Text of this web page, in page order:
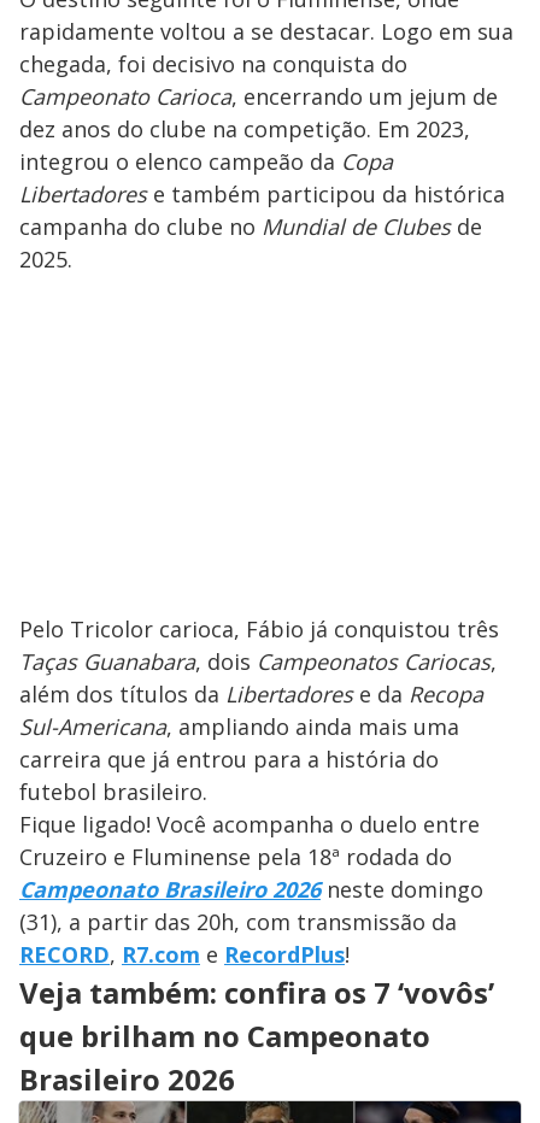
rapidamente voltou a se destacar. Logo em sua
chegada, foi decisivo na conquista do
Campeonato Carioca, encerrando um jejum de
dez anos do clube na competição. Em 2023,
integrou o elenco campeão da Copa
Libertadorese também participou da histórica
campanha do clube no Mundial de Clubesde
2025.
Pelo Tricolor carioca, Fábio já conquistou três
Taças Guanabara, dois Campeonatos Cariocas,
além dos títulos da Libertadores e da Recopa
Sul-Americana, ampliando ainda mais uma
carreira que já entrou para a história do
futebol brasileiro.
Fique ligado! Você acompanha o duelo entre
Cruzeiro e Fluminense pela 18ª rodada do
Campeonato Brasileiro 2026neste domingo
(31), a partir das 20h, com transmissão da
RECORD, R7.com e RecordPlus!
Veja também: confira os 7 ‘vovôs’
que brilham no Campeonato
Brasileiro 2026